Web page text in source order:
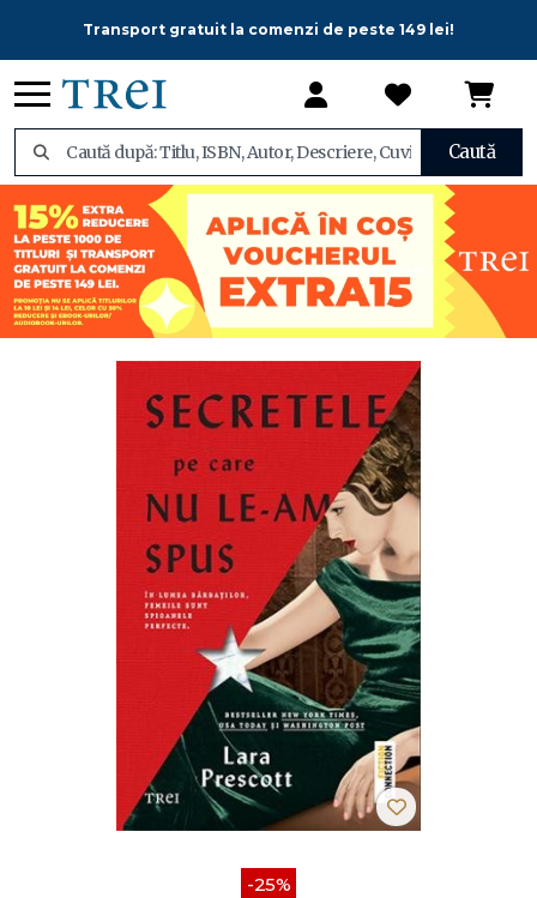
Transport gratuit la comenzi de peste 149 lei!
Caută
-25%